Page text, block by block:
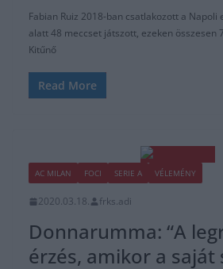
Fabian Ruiz 2018-ban csatlakozott a Napoli
alatt 48 meccset játszott, ezeken összesen
Kitűnő
Read More
AC MILAN FOCI SERIE A VÉLEMÉNY
2020.03.18. frks.adi
Donnarumma: “A
érzés, amikor a saját